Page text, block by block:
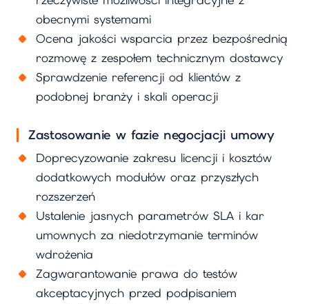
obecnymi systemami
Ocena jakości wsparcia przez bezpośrednią
rozmowę z zespołem technicznym dostawcy
Sprawdzenie referencji od klientów z
podobnej branży i skali operacji
Zastosowanie w fazie negocjacji umowy
Doprecyzowanie zakresu licencji i kosztów
dodatkowych modułów oraz przyszłych
rozszerzeń
Ustalenie jasnych parametrów SLA i kar
umownych za niedotrzymanie terminów
wdrożenia
Zagwarantowanie prawa do testów
akceptacyjnych przed podpisaniem